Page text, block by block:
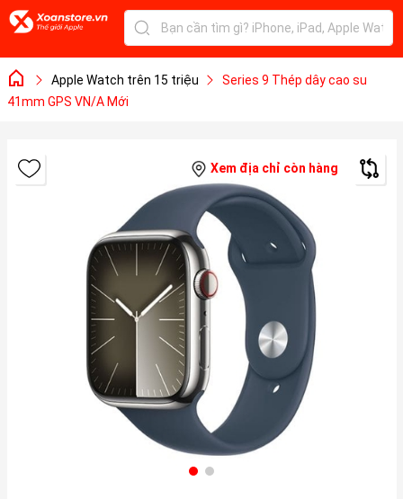
Apple Watch trên 15 triệu
Series 9 Thép dây cao su
41mm GPS VN/A Mới
Xem địa chỉ còn hàng